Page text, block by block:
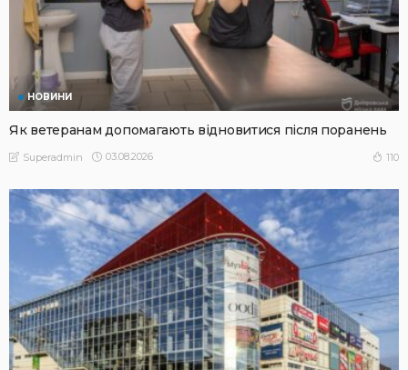
НОВИНИ
Як ветеранам допомагають відновитися після поранень
Superadmin 03.08.2026 110